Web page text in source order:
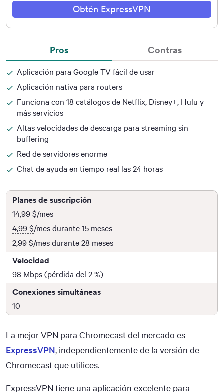
Obtén ExpressVPN
Pros
Aplicación para Google TV fácil de usar
Aplicación nativa para routers
Funciona con 18 catálogos de Netflix, Disney+, Hulu y
más servicios
Altas velocidades de descarga para streaming sin
buffering
Red de servidores enorme
Chat de ayuda en tiempo real las 24 horas
Contras
Planes de suscripción
14,99 $/mes
4,99 $/mes durante 15 meses
2,99 $/mes durante 28 meses
Velocidad
98 Mbps (pérdida del 2 %)
Conexiones simultáneas
10
La mejor VPN para Chromecast del mercado es
ExpressVPN, independientemente de la versión de
Chromecast que utilices.
ExpressVPN tiene una aplicación excelente para